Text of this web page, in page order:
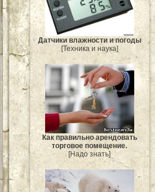
Датчики влажности и погоды
[Техника и наука]
Как правильно арендовать
торговое помещение.
[Надо знать]